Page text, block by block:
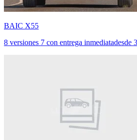
BAIC X55
8 versiones 7 con entrega inmediatadesde